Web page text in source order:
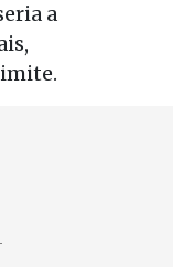
a